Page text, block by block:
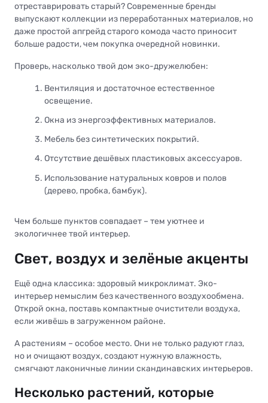
отреставрировать старый? Современные бренды
выпускают коллекции из переработанных материалов, но
даже простой апгрейд старого комода часто приносит
больше радости, чем покупка очередной новинки.
Проверь, насколько твой дом эко-дружелюбен:
Вентиляция и достаточное естественное
освещение.
Окна из энергоэффективных материалов.
Мебель без синтетических покрытий.
Отсутствие дешёвых пластиковых аксессуаров.
Использование натуральных ковров и полов
(дерево, пробка, бамбук).
Чем больше пунктов совпадает – тем уютнее и
экологичнее твой интерьер.
Свет, воздух и зелёные акценты
Ещё одна классика: здоровый микроклимат. Эко-
интерьер немыслим без качественного воздухообмена.
Открой окна, поставь компактные очистители воздуха,
если живёшь в загруженном районе.
А растениям – особое место. Они не только радуют глаз,
но и очищают воздух, создают нужную влажность,
смягчают лаконичные линии скандинавских интерьеров.
Несколько растений, которые